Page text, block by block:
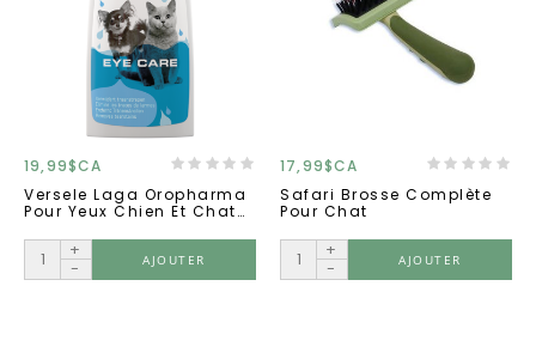
19,99$CA
Versele Laga Oropharma
Pour Yeux Chien Et Chat
+
-
AJOUTER
17,99$CA
Safari Brosse Complète
Pour Chat
+
-
AJOUTER